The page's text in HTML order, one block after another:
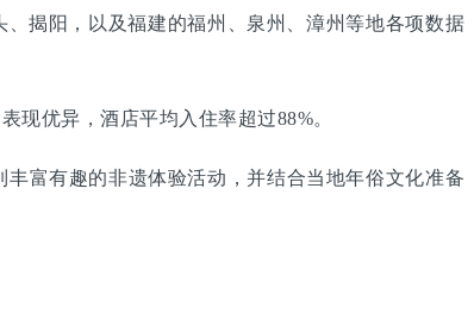
揭阳，以及福建的福州、泉州、漳州等地各项数据
现优异，酒店平均入住率超过88%。
富有趣的非遗体验活动，并结合当地年俗文化准备